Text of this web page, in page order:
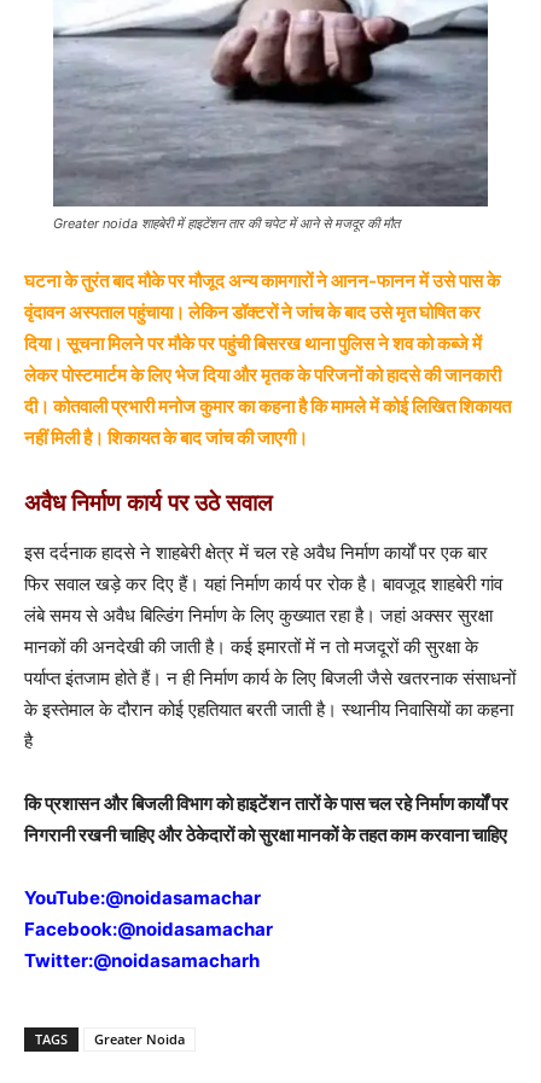
Greater noida शाहबेरी में हाइटेंशन तार की चपेट में आने से मजदूर की मौत
घटना के तुरंत बाद मौके पर मौजूद अन्य कामगारों ने आनन-फानन में उसे पास के
वृंदावन अस्पताल पहुंचाया। लेकिन डॉक्टरों ने जांच के बाद उसे मृत घोषित कर
दिया। सूचना मिलने पर मौके पर पहुंची बिसरख थाना पुलिस ने शव को कब्जे में
लेकर पोस्टमार्टम के लिए भेज दिया और मृतक के परिजनों को हादसे की जानकारी
दी। कोतवाली प्रभारी मनोज कुमार का कहना है कि मामले में कोई लिखित शिकायत
नहीं मिली है। शिकायत के बाद जांच की जाएगी।
अवैध निर्माण कार्य पर उठे सवाल
इस दर्दनाक हादसे ने शाहबेरी क्षेत्र में चल रहे अवैध निर्माण कार्यों पर एक बार
फिर सवाल खड़े कर दिए हैं। यहां निर्माण कार्य पर रोक है। बावजूद शाहबेरी गांव
लंबे समय से अवैध बिल्डिंग निर्माण के लिए कुख्यात रहा है। जहां अक्सर सुरक्षा
मानकों की अनदेखी की जाती है। कई इमारतों में न तो मजदूरों की सुरक्षा के
पर्याप्त इंतजाम होते हैं। न ही निर्माण कार्य के लिए बिजली जैसे खतरनाक संसाधनों
के इस्तेमाल के दौरान कोई एहतियात बरती जाती है। स्थानीय निवासियों का कहना
है
कि प्रशासन और बिजली विभाग को हाइटेंशन तारों के पास चल रहे निर्माण कार्यों पर
निगरानी रखनी चाहिए और ठेकेदारों को सुरक्षा मानकों के तहत काम करवाना चाहिए
YouTube:@noidasamachar
Facebook:@noidasamachar
Twitter:@noidasamacharh
TAGS Greater Noida